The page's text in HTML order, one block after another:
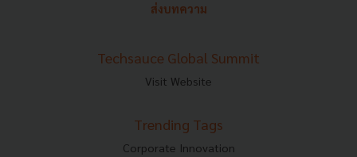
ส่งบทความ
Techsauce Global Summit
Visit Website
Trending Tags
Corporate Innovation